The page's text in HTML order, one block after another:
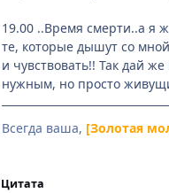
19.00 ..Время смерти..а я
те, которые дышут со
и чувствовать!! Так дай
нужным, но просто
Всегда ваша, [Золотая
Цитата